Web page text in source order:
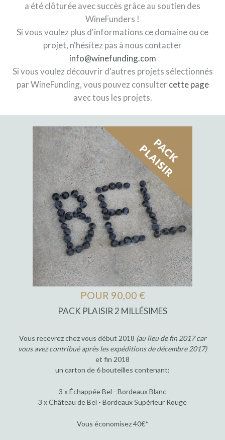
a été clôturée avec succès grâce au soutien des
WineFunders !
Si vous voulez plus d'informations ce domaine ou ce
projet, n'hésitez pas à nous contacter
info@winefunding.com
Si vous voulez découvrir d'autres projets sélectionnés
par WineFunding, vous pouvez consulter cette page
avec tous les projets.
POUR 90,00 €
PACK PLAISIR 2 MILLÉSIMES
Vous recevrez chez vous début 2018 (au lieu de fin 2017 car
vous avez contribué après les expéditions de décembre 2017)
et fin 2018
un carton de 6 bouteilles contenant:
3 x Échappée Bel - Bordeaux Blanc
3 x Château de Bel - Bordeaux Supérieur Rouge
Vous économisez 40€*